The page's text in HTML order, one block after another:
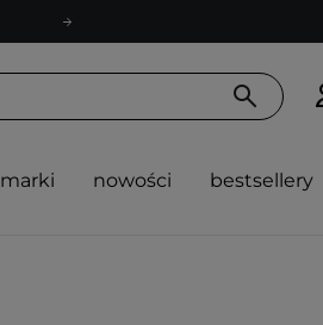
marki nowości bestsellery